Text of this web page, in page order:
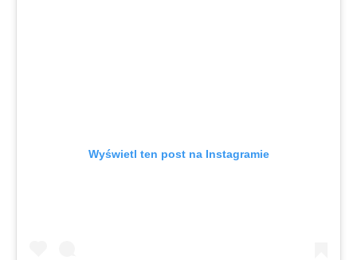
Wyświetl ten post na Instagramie